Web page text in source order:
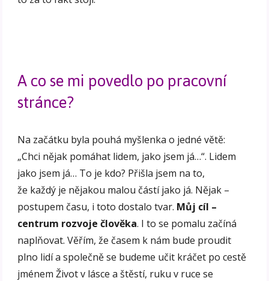
A co se mi povedlo po pracovní
stránce?
Na začátku byla pouhá myšlenka o jedné větě:
„Chci nějak pomáhat lidem, jako jsem já…“. Lidem
jako jsem já… To je kdo? Přišla jsem na to,
že každý je nějakou malou částí jako já. Nějak –
postupem času, i toto dostalo tvar. Můj cíl –
centrum rozvoje člověka. I to se pomalu začíná
naplňovat. Věřím, že časem k nám bude proudit
plno lidí a společně se budeme učit kráčet po cestě
jménem Život v lásce a štěstí, ruku v ruce se